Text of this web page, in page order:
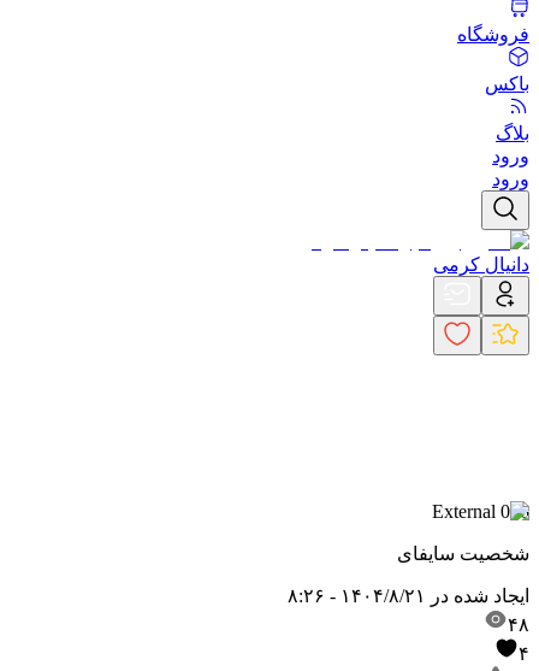
فروشگاه
باکس
بلاگ
ورود
ورود
دانیال کرمی
External 006
شخصیت سایفای
ایجاد شده در
۱۴۰۴/۸/۲۱ - ۸:۲۶
۴۸
۴